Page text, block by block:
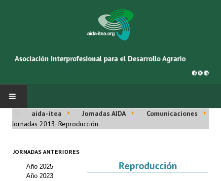
INICIO
Asociación AIDA
aida-itea Jornadas AIDA
Comunicaciones
Jornadas 2013. Reproducción
JORNADAS ANTERIORES
Año 2025
Año 2023
Reproducción